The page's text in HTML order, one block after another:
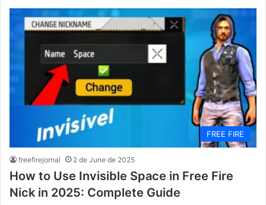
FREE FIRE
freefirejornal 2 de June de 2025
How to Use Invisible Space in Free Fire
Nick in 2025: Complete Guide